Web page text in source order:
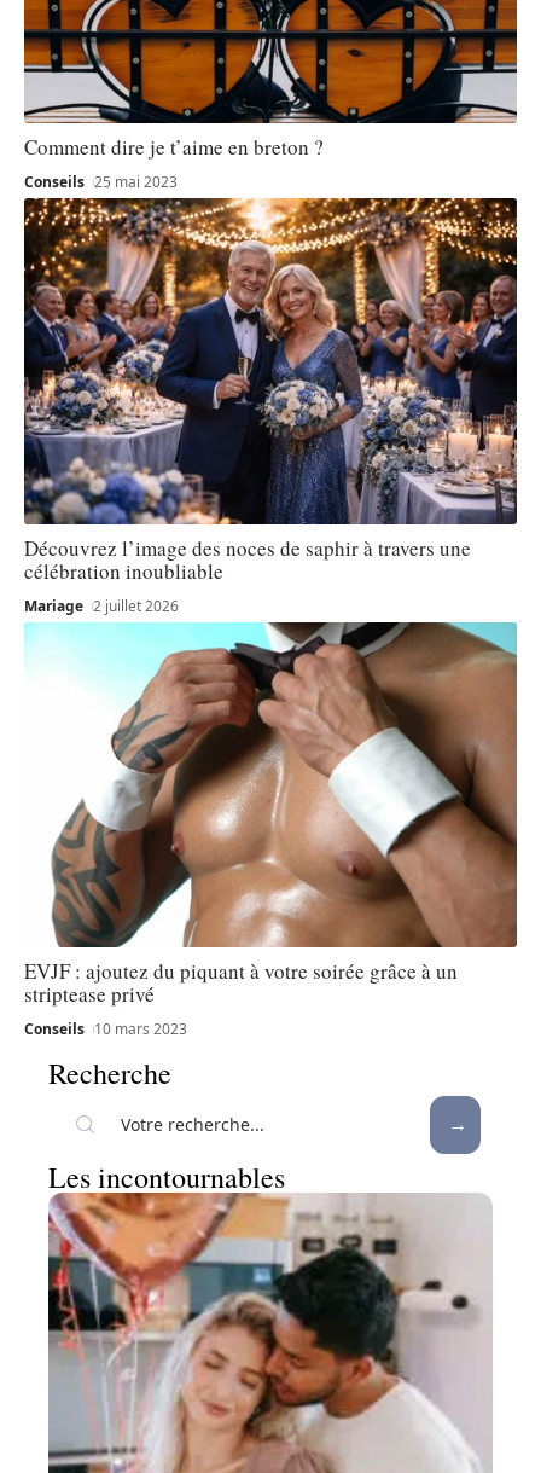
Comment dire je t’aime en breton ?
Conseils 25 mai 2023
Découvrez l’image des noces de saphir à travers une
célébration inoubliable
Mariage 2 juillet 2026
EVJF : ajoutez du piquant à votre soirée grâce à un
striptease privé
Conseils 10 mars 2023
Recherche
Les incontournables